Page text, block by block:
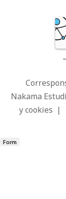
Nakama
y cookies |
Form